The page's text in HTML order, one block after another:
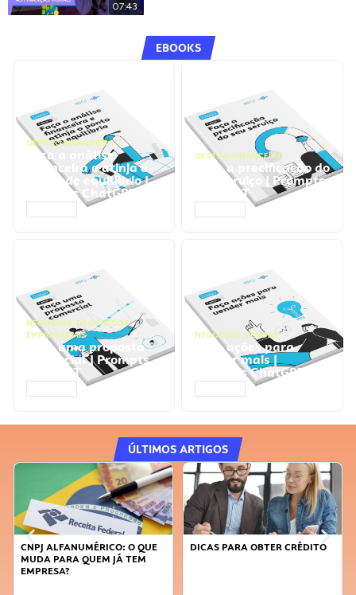
07:43
EBOOKS
GESTÃO FINANCEIRA
Faça a análise
financeira e atinja o
ponto de equilíbrio |
Prompts ChatGPT
GESTÃO FINANCEIRA
Faça a precificação do
seu serviço | Prompts
ChatGPT
NEGÓCIOS, PROCESSOS
EMPRESARIAIS
Faça uma proposta
comercial | Prompts
ChatGPT
NEGÓCIOS, VENDAS
Faça ações para
vender mais |
Prompts ChatGPT
ÚLTIMOS ARTIGOS
DICAS PARA OBTER CRÉDITO
FAÇA A DIFERENÇA: SEJA